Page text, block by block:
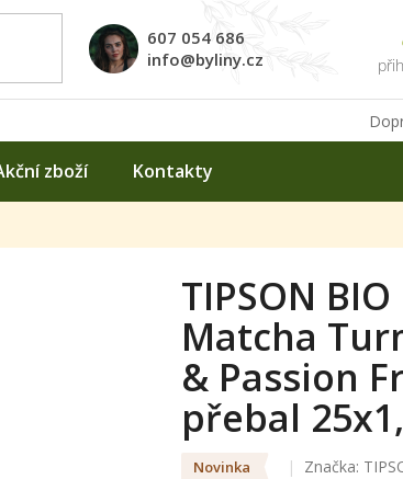
607 054 686
info@byliny.cz
zboží Kontakty
TIPSON BIO
Matcha
& Passion
přebal
Novinka Značka: